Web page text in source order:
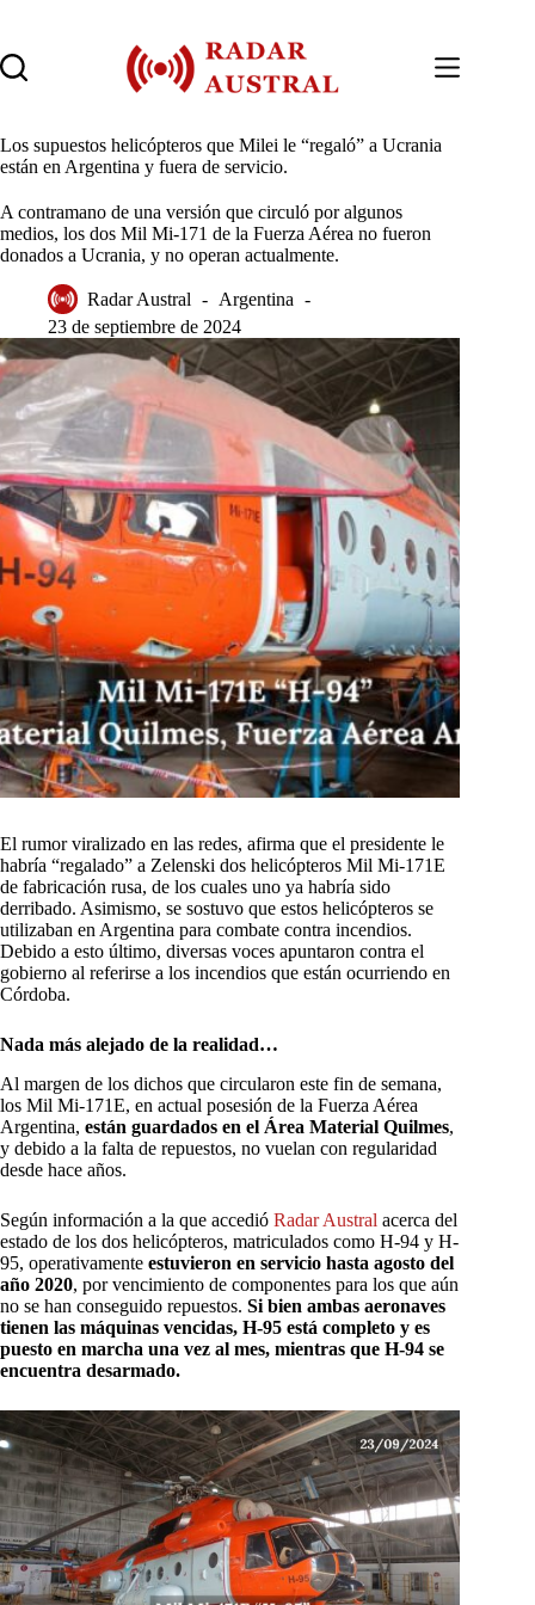
contenido
Los supuestos helicópteros que Milei le “regaló” a Ucrania
están en Argentina y fuera de servicio.
A contramano de una versión que circuló por algunos
medios, los dos Mil Mi-171 de la Fuerza Aérea no fueron
donados a Ucrania, y no operan actualmente.
Radar Austral
Argentina
23 de septiembre de 2024
El rumor viralizado en las redes, afirma que el presidente le
habría “regalado” a Zelenski dos helicópteros Mil Mi-171E
de fabricación rusa, de los cuales uno ya habría sido
derribado. Asimismo, se sostuvo que estos helicópteros se
utilizaban en Argentina para combate contra incendios.
Debido a esto último, diversas voces apuntaron contra el
gobierno al referirse a los incendios que están ocurriendo en
Córdoba.
Nada más alejado de la realidad…
Al margen de los dichos que circularon este fin de semana,
los Mil Mi-171E, en actual posesión de la Fuerza Aérea
Argentina, están guardados en el Área Material Quilmes,
y debido a la falta de repuestos, no vuelan con regularidad
desde hace años.
Según información a la que accedió Radar Austral acerca del
estado de los dos helicópteros, matriculados como H-94 y H-
95, operativamente estuvieron en servicio hasta agosto del
año 2020, por vencimiento de componentes para los que aún
no se han conseguido repuestos. Si bien ambas aeronaves
tienen las máquinas vencidas, H-95 está completo y es
puesto en marcha una vez al mes, mientras que H-94 se
encuentra desarmado.